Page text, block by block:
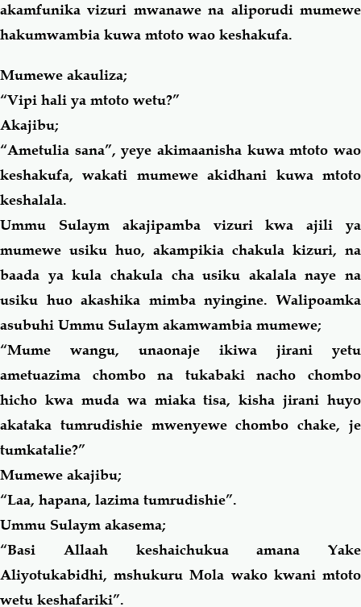
akamfunika vizuri mwanawe na aliporudi mumewe
hakumwambia kuwa mtoto wao keshakufa.
Mumewe akauliza;
“Vipi hali ya mtoto wetu?”
Akajibu;
“Ametulia sana”, yeye akimaanisha kuwa mtoto wao
keshakufa, wakati mumewe akidhani kuwa mtoto
keshalala.
Ummu Sulaym akajipamba vizuri kwa ajili ya
mumewe usiku huo, akampikia chakula kizuri, na
baada ya kula chakula cha usiku akalala naye na
usiku huo akashika mimba nyingine. Walipoamka
asubuhi Ummu Sulaym akamwambia mumewe;
“Mume wangu, unaonaje ikiwa jirani yetu
ametuazima chombo na tukabaki nacho chombo
hicho kwa muda wa miaka tisa, kisha jirani huyo
akataka tumrudishie mwenyewe chombo chake, je
tumkatalie?”
Mumewe akajibu;
“Laa, hapana, lazima tumrudishie”.
Ummu Sulaym akasema;
“Basi Allaah keshaichukua amana Yake
Aliyotukabidhi, mshukuru Mola wako kwani mtoto
wetu keshafariki”.